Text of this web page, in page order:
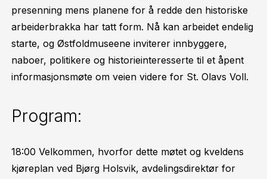
presenning mens planene for å redde den historiske
arbeiderbrakka har tatt form. Nå kan arbeidet endelig
starte, og Østfoldmuseene inviterer innbyggere,
naboer, politikere og historieinteresserte til et åpent
informasjonsmøte om veien videre for St. Olavs Voll.
Program:
18:00 Velkommen, hvorfor dette møtet og kveldens
kjøreplan ved Bjørg Holsvik, avdelingsdirektør for